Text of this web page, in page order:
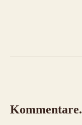
Kommentare.